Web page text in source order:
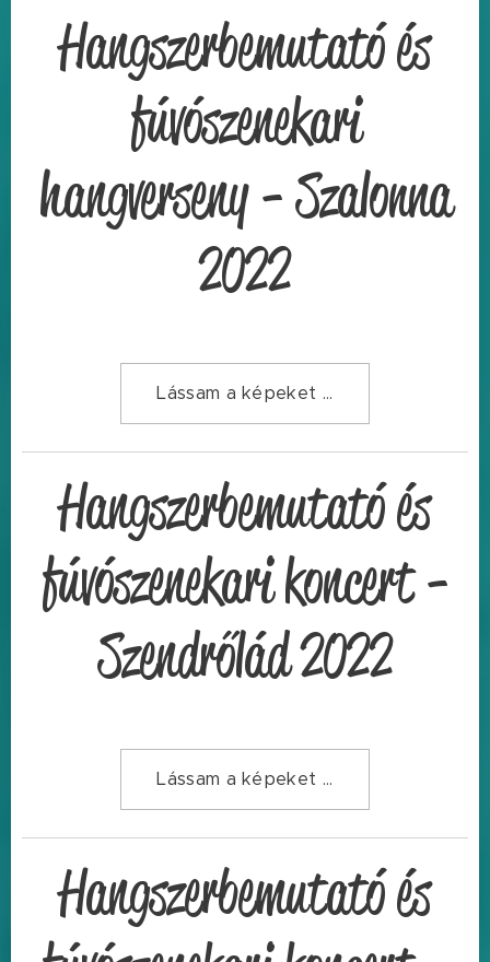
Hangszerbemutató és
fúvószenekari
hangverseny - Szalonna
2022
Lássam a képeket ...
Hangszerbemutató és
fúvószenekari koncert -
Szendrőlád 2022
Lássam a képeket ...
Hangszerbemutató és